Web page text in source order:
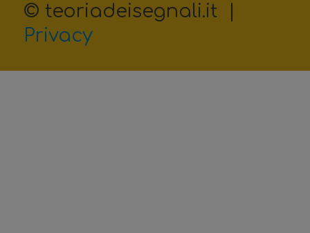
© teoriadeisegnali.it |
Privacy